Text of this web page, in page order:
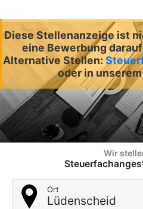
Diese Stellenanzeige ist
eine Bewerbung
Alternative Stellen:
oder in
Wir
Ort
Lüdenscheid